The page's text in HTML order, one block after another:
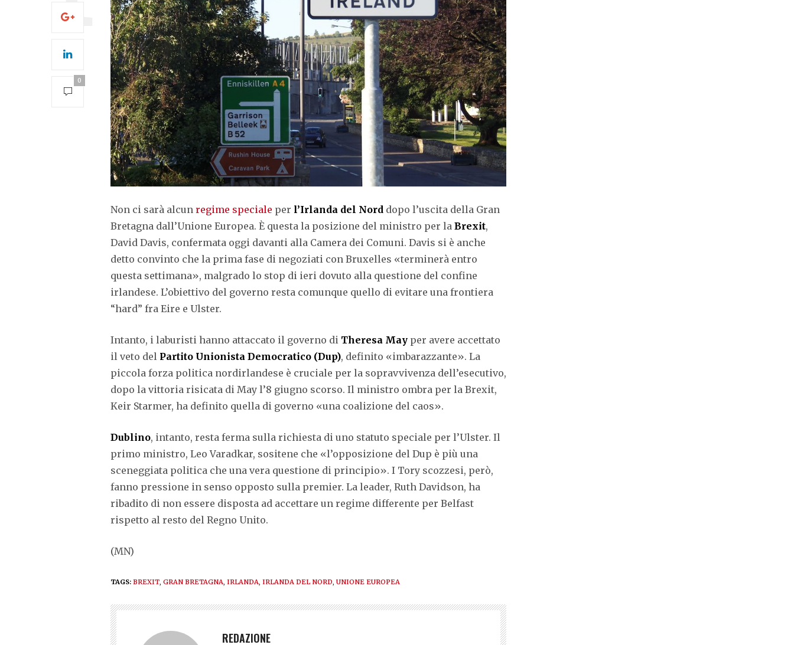
0
Non ci sarà alcun regime speciale per l’Irlanda del Nord dopo l’uscita della Gran
Bretagna dall’Unione Europea. È questa la posizione del ministro per la Brexit,
David Davis, confermata oggi davanti alla Camera dei Comuni. Davis si è anche
detto convinto che la prima fase di negoziati con Bruxelles «terminerà entro
questa settimana», malgrado lo stop di ieri dovuto alla questione del confine
irlandese. L’obiettivo del governo resta comunque quello di evitare una frontiera
“hard” fra Eire e Ulster.
Intanto, i laburisti hanno attaccato il governo di Theresa May per avere accettato
il veto del Partito Unionista Democratico (Dup), definito «imbarazzante». La
piccola forza politica nordirlandese è cruciale per la sopravvivenza dell’esecutivo,
dopo la vittoria risicata di May l’8 giugno scorso. Il ministro ombra per la Brexit,
Keir Starmer, ha definito quella di governo «una coalizione del caos».
Dublino, intanto, resta ferma sulla richiesta di uno statuto speciale per l’Ulster. Il
primo ministro, Leo Varadkar, sositene che «l’opposizione del Dup è più una
sceneggiata politica che una vera questione di principio». I Tory scozzesi, però,
fanno pressione in senso opposto sulla premier. La leader, Ruth Davidson, ha
ribadito di non essere disposta ad accettare un regime differente per Belfast
rispetto al resto del Regno Unito.
(MN)
TAGS: BREXIT, GRAN BRETAGNA, IRLANDA, IRLANDA DEL NORD, UNIONE EUROPEA
REDAZIONE